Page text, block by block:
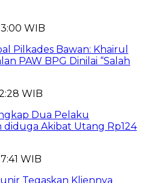
WIB
Pilkades Bawan: Khairul
PAW BPG Dinilai “Salah
WIB
Dua Pelaku
Akibat Utang Rp124
WIB
Tegaskan Kliennya